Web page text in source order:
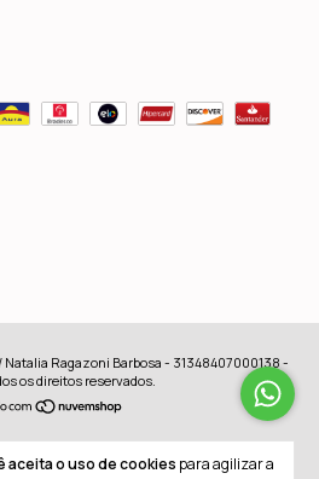
aceita o uso de cookies para agilizar a
Ragazoni Barbosa - 31348407000138 -
os direitos reservados.